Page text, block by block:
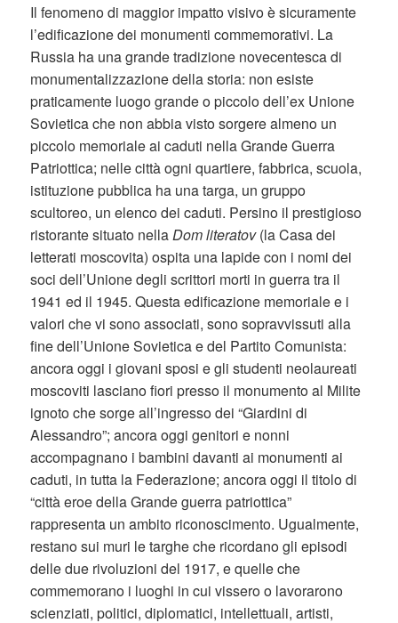
Il fenomeno di maggior impatto visivo è sicuramente
l’edificazione dei monumenti commemorativi. La
Russia ha una grande tradizione novecentesca di
monumentalizzazione della storia: non esiste
praticamente luogo grande o piccolo dell’ex Unione
Sovietica che non abbia visto sorgere almeno un
piccolo memoriale ai caduti nella Grande Guerra
Patriottica; nelle città ogni quartiere, fabbrica, scuola,
istituzione pubblica ha una targa, un gruppo
scultoreo, un elenco dei caduti. Persino il prestigioso
ristorante situato nellaDom literatov(la Casa dei
letterati moscovita) ospita una lapide con i nomi dei
soci dell’Unione degli scrittori morti in guerra tra il
1941 ed il 1945. Questa edificazione memoriale e i
valori che vi sono associati, sono sopravvissuti alla
fine dell’Unione Sovietica e del Partito Comunista:
ancora oggi i giovani sposi e gli studenti neolaureati
moscoviti lasciano fiori presso il monumento al Milite
ignoto che sorge all’ingresso dei “Giardini di
Alessandro”; ancora oggi genitori e nonni
accompagnano i bambini davanti ai monumenti ai
caduti, in tutta la Federazione; ancora oggi il titolo di
“città eroe della Grande guerra patriottica”
rappresenta un ambito riconoscimento. Ugualmente,
restano sui muri le targhe che ricordano gli episodi
delle due rivoluzioni del 1917, e quelle che
commemorano i luoghi in cui vissero o lavorarono
scienziati, politici, diplomatici, intellettuali, artisti,